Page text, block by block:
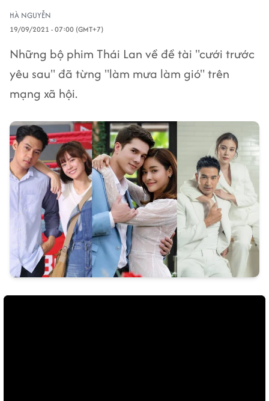
HÀ NGUYỄN
19/09/2021 - 07:00 (GMT+7)
Những bộ phim Thái Lan về đề tài "cưới trước
yêu sau" đã từng "làm mưa làm gió" trên
mạng xã hội.